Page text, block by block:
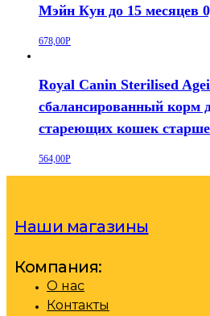
Мэйн Кун до 15 месяцев
678,00Р
Royal Canin Sterilised
сбалансированный корм
стареющих кошек старше
564,00Р
Наши магазины
Компания:
О нас
Контакты